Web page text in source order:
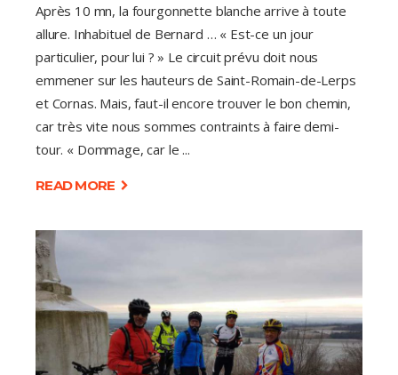
Après 10 mn, la fourgonnette blanche arrive à toute
allure. Inhabituel de Bernard … « Est-ce un jour
particulier, pour lui ? » Le circuit prévu doit nous
emmener sur les hauteurs de Saint-Romain-de-Lerps
et Cornas. Mais, faut-il encore trouver le bon chemin,
car très vite nous sommes contraints à faire demi-
tour. « Dommage, car le
READ MORE